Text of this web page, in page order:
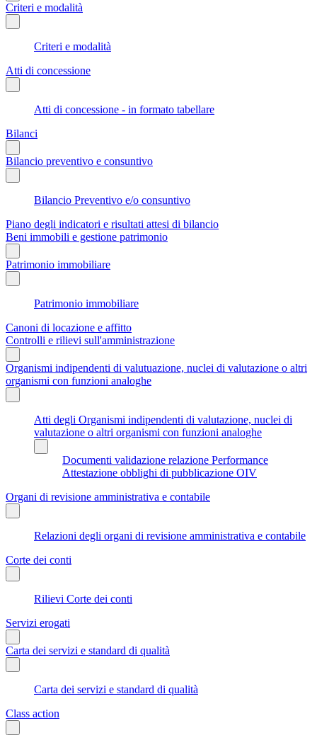
Criteri e modalità
Criteri e modalità
Atti di concessione
Atti di concessione - in formato tabellare
Bilanci
Bilancio preventivo e consuntivo
Bilancio Preventivo e/o consuntivo
Piano degli indicatori e risultati attesi di bilancio
Beni immobili e gestione patrimonio
Patrimonio immobiliare
Patrimonio immobiliare
Canoni di locazione e affitto
Controlli e rilievi sull'amministrazione
Organismi indipendenti di valutuazione, nuclei di valutazione o altri
organismi con funzioni analoghe
Atti degli Organismi indipendenti di valutazione, nuclei di
valutazione o altri organismi con funzioni analoghe
Documenti validazione relazione Performance
Attestazione obblighi di pubblicazione OIV
Organi di revisione amministrativa e contabile
Relazioni degli organi di revisione amministrativa e contabile
Corte dei conti
Rilievi Corte dei conti
Servizi erogati
Carta dei servizi e standard di qualità
Carta dei servizi e standard di qualità
Class action